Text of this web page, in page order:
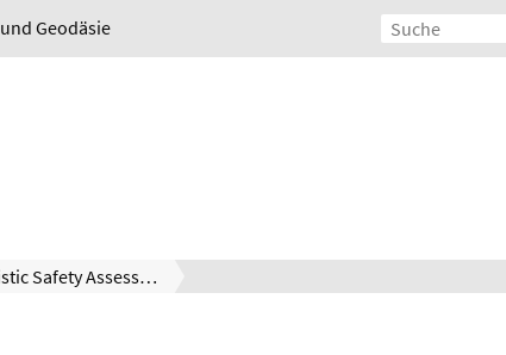
Geodäsie
Probabilistic Safety Assessment of Offshore Wind Turbines